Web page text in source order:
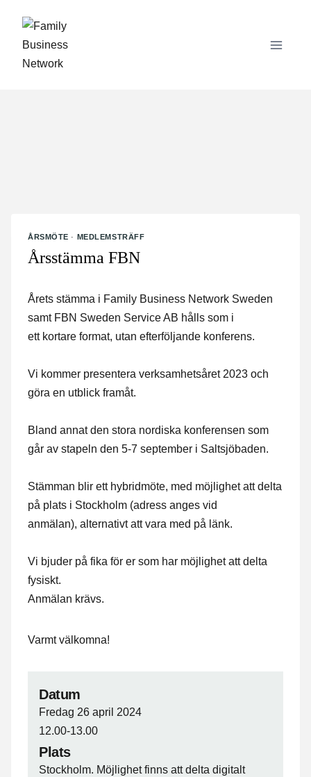
content
ÅRSMÖTE · MEDLEMSTRÄFF
Årsstämma FBN
Årets stämma i Family Business Network Sweden
samt FBN Sweden Service AB hålls som i
ett kortare format, utan efterföljande konferens.
Vi kommer presentera verksamhetsåret 2023 och
göra en utblick framåt.
Bland annat den stora nordiska konferensen som
går av stapeln den 5-7 september i Saltsjöbaden.
Stämman blir ett hybridmöte, med möjlighet att delta
på plats i Stockholm (adress anges vid
anmälan), alternativt att vara med på länk.
Vi bjuder på fika för er som har möjlighet att delta
fysiskt.
Anmälan krävs.
Varmt välkomna!
Datum
Fredag 26 april 2024
12.00-13.00
Plats
Stockholm. Möjlighet finns att delta digitalt